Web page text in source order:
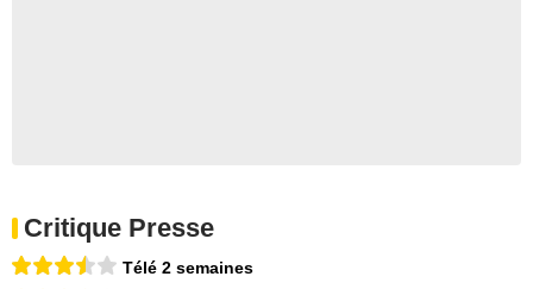
Critique Presse
Télé 2 semaines